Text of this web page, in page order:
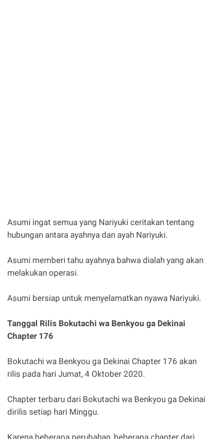
Asumi ingat semua yang Nariyuki ceritakan tentang
hubungan antara ayahnya dan ayah Nariyuki.
Asumi memberi tahu ayahnya bahwa dialah yang akan
melakukan operasi.
Asumi bersiap untuk menyelamatkan nyawa Nariyuki.
Tanggal Rilis Bokutachi wa Benkyou ga Dekinai
Chapter 176
Bokutachi wa Benkyou ga Dekinai Chapter 176 akan
rilis pada hari Jumat, 4 Oktober 2020.
Chapter terbaru dari Bokutachi wa Benkyou ga Dekinai
dirilis setiap hari Minggu.
Karena beberapa perubahan, beberapa chapter dari